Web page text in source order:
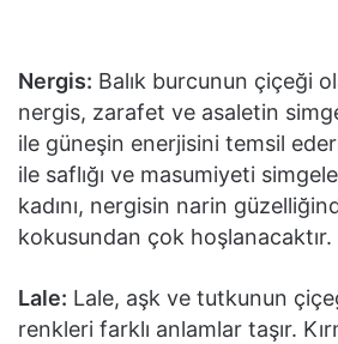
Nergis: Balık burcunun çiçeği
nergis, zarafet ve asaletin
ile güneşin enerjisini temsil
ile saflığı ve masumiyeti
kadını, nergisin narin
kokusundan çok hoşlanacaktır.
Lale: Lale, aşk ve tutkunun
renkleri farklı anlamlar taşır.